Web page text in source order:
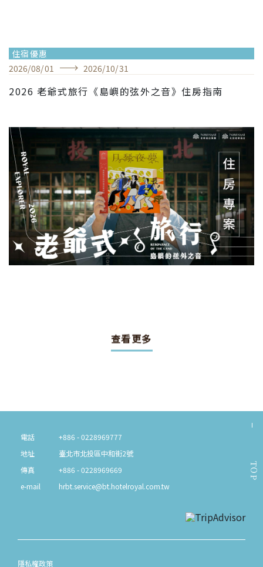
住宿優惠
2026/08/01 2026/10/31
2026 老爺式旅行《島嶼的弦外之音》住房指南
查看更多
TOP
電話
+886 - 0228969777
地址
臺北市北投區中和街2號
傳真
+886 - 0228969669
e-mail
hrbt.service@bt.hotelroyal.com.tw
隱私權政策